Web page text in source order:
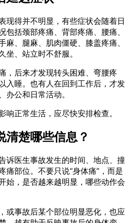
现得并不明显，有些症状会随着日
包括颈部疼痛、背部疼痛、腰痛、
麻、腿麻、肌肉僵硬、膝盖疼痛、
坐、站立时不舒服。
，后来才发现转头困难、弯腰疼
入睡。也有人在回到工作后，才发
办公和日常活动。
响正常生活，应尽快安排检查。
清楚哪些信息？
诉医生事故发生的时间、地点、撞
痛部位。不要只说“身体痛”，而是
始，是否越来越明显，哪些动作会
或事故后某个部位明显恶化，也应